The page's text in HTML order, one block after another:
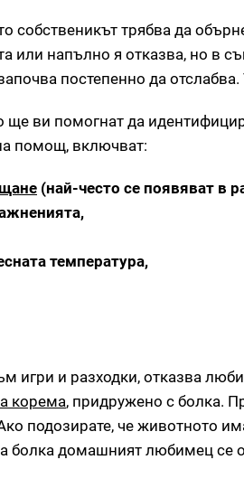
собственикът трябва да
или напълно я отказва, но в
постепенно да отслабва.
ще ви помогнат да
помощ, включват:
(най-често се появяват в
температура,
игри и разходки, отказва
корема, придружено с болка.
подозирате, че животното
болка домашният любимец се